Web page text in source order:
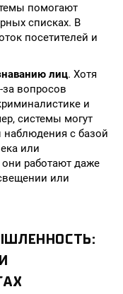
помогают
списках. В
посетителей и
лиц. Хотя
вопросов
и
системы могут
наблюдения с базой
или
работают даже
или